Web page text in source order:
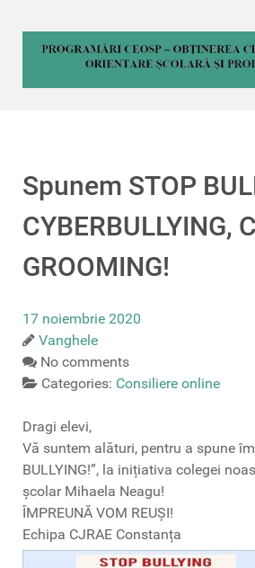
Spunem STOP
CYBERBULLYING,
GROOMING!
17 noiembrie 2020
Vanghele
No comments
Categories: Consiliere online
Dragi elevi,
Vă suntem alături, pentru a spune
BULLYING!”, la inițiativa colegei
școlar Mihaela Neagu!
ÎMPREUNĂ VOM REUȘI!
Echipa CJRAE Constanța